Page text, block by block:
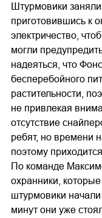
Штурмовики
приготовившись к
электричество,
могли
надеяться, что
бесперебойного
растительности,
не привлекая
отсутствие
ребят, но времени
поэтому
По команде
охранники,
штурмовики
минут они уже